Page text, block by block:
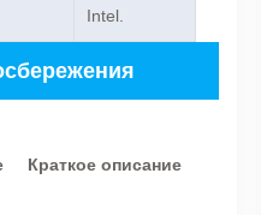
Intel.
Краткое описание